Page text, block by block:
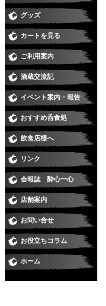
グッズ
カートを見る
ご利用案内
酒蔵交流記
イベント案内・報告
おすすめ呑食処
飲食店様へ
リンク
会報誌 酔心一心
店舗案内
お問い合せ
お役立ちコラム
ホーム